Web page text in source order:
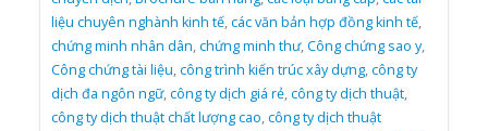
liệu chuyên nghành kinh tế,các văn bản hợp đồng kinh tế,
chứng minh nhân dân,chứng minh thư,Công chứng sao y,
Công chứng tài liệu,công trình kiến trúc xây dựng,công ty
dịch đa ngôn ngữ,công ty dịch giá rẻ,công ty dịch thuật,
công ty dịch thuật chất lượng cao,công ty dịch thuật